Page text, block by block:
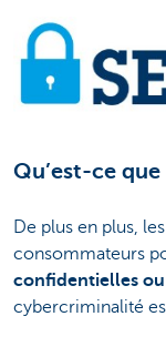
Qu’est-ce
De plus en plus,
consommateurs
confidentielles
cybercriminalité